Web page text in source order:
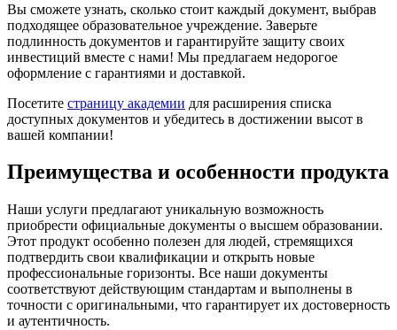
Вы сможете узнать, сколько стоит каждый документ, выбрав
подходящее образовательное учреждение. Заверьте
подлинность документов и гарантируйте защиту своих
инвестиций вместе с нами! Мы предлагаем недорогое
оформление с гарантиями и доставкой.
Посетите страницу академии для расширения списка
доступных документов и убедитесь в достижении высот в
вашей компании!
Преимущества и особенности продукта
Наши услуги предлагают уникальную возможность
приобрести официальные документы о высшем образовании.
Этот продукт особенно полезен для людей, стремящихся
подтвердить свои квалификации и открыть новые
профессиональные горизонты. Все наши документы
соответствуют действующим стандартам и выполнены в
точности с оригинальными, что гарантирует их достоверность
и аутентичность.